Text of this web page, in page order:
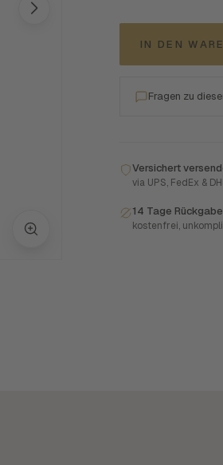
IN DEN
Fragen zu
Versichert
via UPS, FedEx &
14 Tage Rückgabe
kostenfrei,